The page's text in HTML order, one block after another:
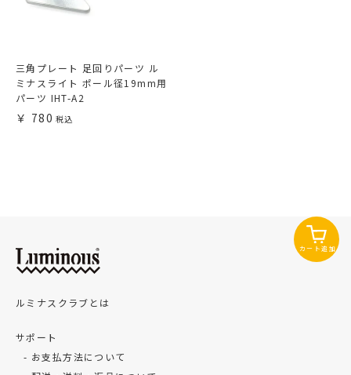
三角プレート 足回りパーツ ル
ミナスライト ポール径19mm用
パーツ IHT-A2
780
カート追加
ルミナスクラブとは
サポート
お支払方法について